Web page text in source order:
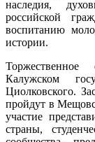
наследия,
российской
воспитанию
истории.
Калужском
Циолковского.
пройдут в
участие
страны,